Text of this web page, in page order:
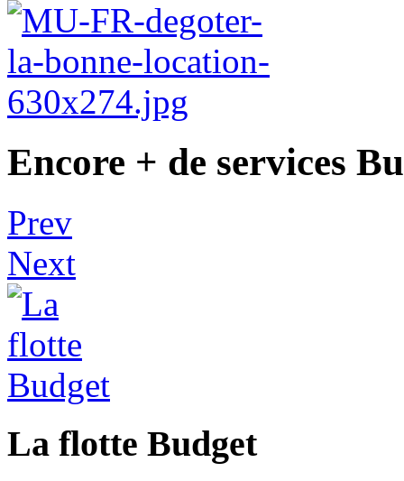
Encore + de services
Prev
Next
La flotte Budget